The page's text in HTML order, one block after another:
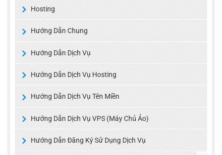
Hosting
Hướng Dẫn Chung
Hướng Dẫn Dịch Vụ
Hướng Dẫn Dịch Vụ Hosting
Hướng Dẫn Dịch Vụ Tên Miền
Hướng Dẫn Dịch Vụ VPS (Máy Chủ Ảo)
Hướng Dẫn Đăng Ký Sử Dụng Dịch Vụ